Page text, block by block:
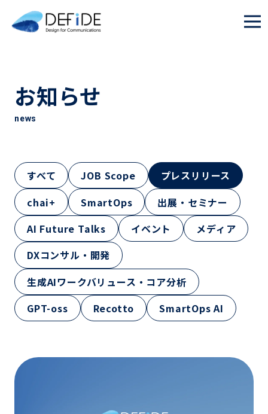
お知らせ
news
すべて JOB Scope
プレスリリース
chai+
SmartOps
出展・セミナー
AI Future Talks
イベント
メディア
DXコンサル・開発
生成AIワークバリュース・コア分析
GPT-oss
Recotto SmartOps AI